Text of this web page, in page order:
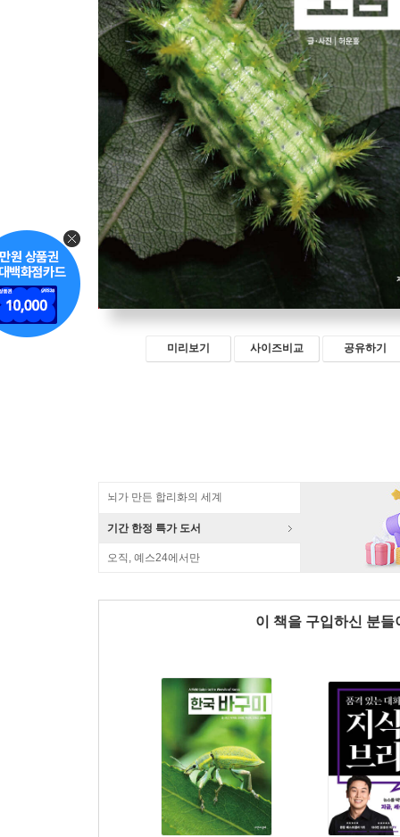
미리보기 사이즈비교 공유하기
뇌가 만든 합리화의 세계
기간 한정 특가 도서
오직, 예스24에서만
이 책을 구입하신 분